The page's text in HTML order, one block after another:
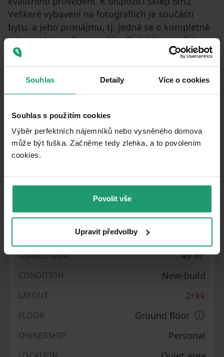
Souhlas Detaily Více o cookies
Souhlas s použitím cookies
Výběr perfektních nájemníků nebo vysněného domova
může být fuška. Začněme tedy zlehka, a to povolením
cookies.​
Povolit vše
Upravit předvolby
Veškeré vybavení na fotografiích je součástí
bytu. a jeho pronájmu, tj. jedná se o kompletně
vybavený byt připravený k užívání bez potřeby
dalšího zařízení. Umístění v těsné blízkosti
lázeňské kolonády.
AVAILABLE FROM 09/06/2026
BUILDING
CONSTRUCTION
FULLY FURNISHED Fully furnished
B - Very
USABLE AREA 49m²
CONDITION New-build
LAYOUT 2+kk
FLOOR Ground floor
OWNERSHIP Personal